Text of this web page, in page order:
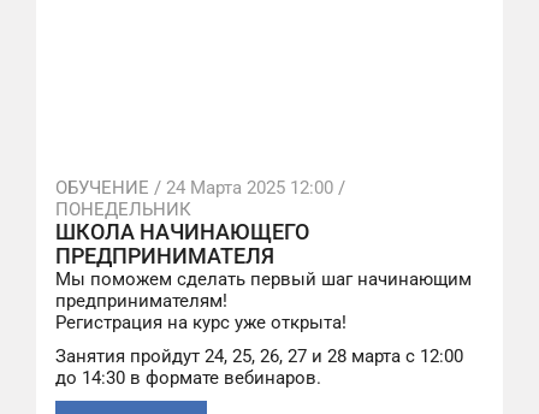
ОБУЧЕНИЕ / 24 Марта 2025 12:00 /
ПОНЕДЕЛЬНИК
ШКОЛА НАЧИНАЮЩЕГО
ПРЕДПРИНИМАТЕЛЯ
Мы поможем сделать первый шаг начинающим
предпринимателям!
Регистрация на курс уже открыта!
Занятия пройдут 24, 25, 26, 27 и 28 марта с 12:00
до 14:30 в формате вебинаров.